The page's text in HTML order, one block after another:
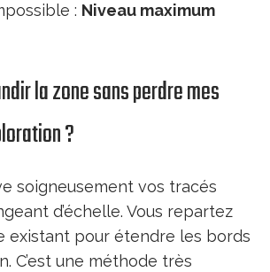
: Niveau maximum
la zone sans perdre mes
?
soigneusement vos tracés
d’échelle. Vous repartez
existant pour étendre les bords
C’est une méthode très